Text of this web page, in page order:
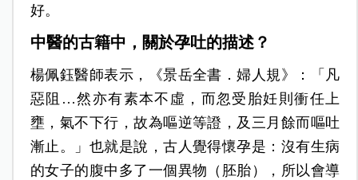
好。
中醫的古籍中，關於孕吐的描述？
楊佩鈺醫師表示，《景岳全書．婦人規》：「凡
惡阻…然亦有素本不虛，而忽受胎妊則衝任上
壅，氣不下行，故為嘔逆等證，及三月餘而嘔吐
漸止。」也就是說，古人覺得懷孕是：沒有生病
的女子的腹中多了一個異物（胚胎），所以會導